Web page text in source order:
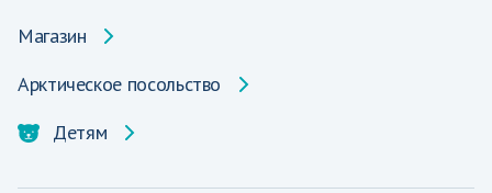
Магазин
Арктическое посольство
Детям